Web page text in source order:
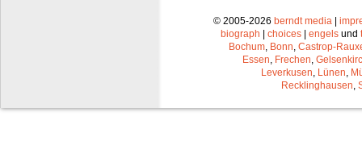
© 2005-2026 berndt media|
biograph
choices engels und
Bochum, Bonn, Castrop-
Essen, Frechen,
Leverkusen, Lünen,
Recklinghausen,